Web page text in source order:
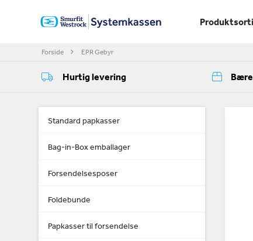
Forside EPR Gebyr
Hurtig levering
Standard papkasser
Bag-in-Box emballager
Forsendelsesposer
Foldebunde
Papkasser til forsendelse